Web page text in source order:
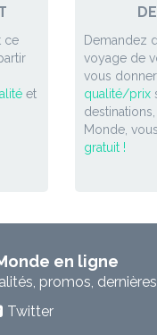
ce
et
Demandez
voyage de
vous donner
qualité/prix
Monde,
gratuit !
en ligne
promos,
Twitter